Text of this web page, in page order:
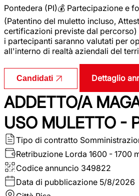
Pontedera (PI)💰 Partecipazione e
(Patentino del muletto incluso,
certificazioni previste dal
i partecipanti saranno valutati per
all'interno di realtà aziendali del
Candidati Dettaglio
ADDETTO/A
USO MULETTO -
Tipo di contratto
Retribuzione Lorda 1600 - 1700
Codice annuncio 349822
Data di pubblicazione 5/8/2026